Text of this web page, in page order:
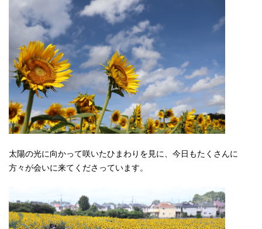
太陽の光に向かって咲いたひまわりを見に、今日もたくさんに
方々が会いに来てくださっています。